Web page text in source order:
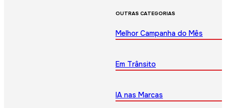
OUTRAS CATEGORIAS
Melhor Campanha do Mês
Em Trânsito
IA nas Marcas